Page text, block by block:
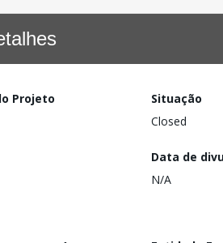
Projeto
Situação
Closed
Data de
N/A